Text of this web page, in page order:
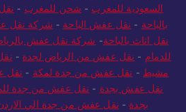
السعودية للمغرب - شحن للمغرب -
بالباحة - نقل عفش الباحة - شركة نقل
نقل اثاث بالباحة- شركة نقل عفش
للدمام - نقل عفش من الرياض لجدة -
مشيط - نقل عفش من جدة لمكة - نقل
نقل عفش بجدة - نقل عفش من جدة
بجدة - نقل عفش من جدة الي